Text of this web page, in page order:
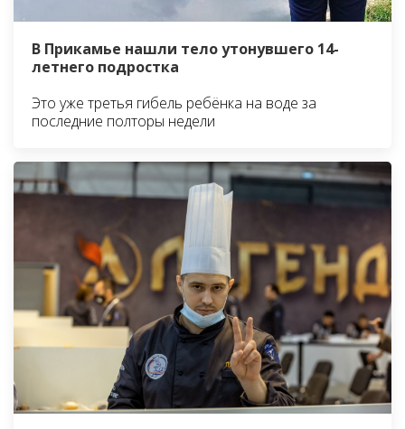
В Прикамье нашли тело утонувшего 14-
летнего подростка
Это уже третья гибель ребёнка на воде за
последние полторы недели